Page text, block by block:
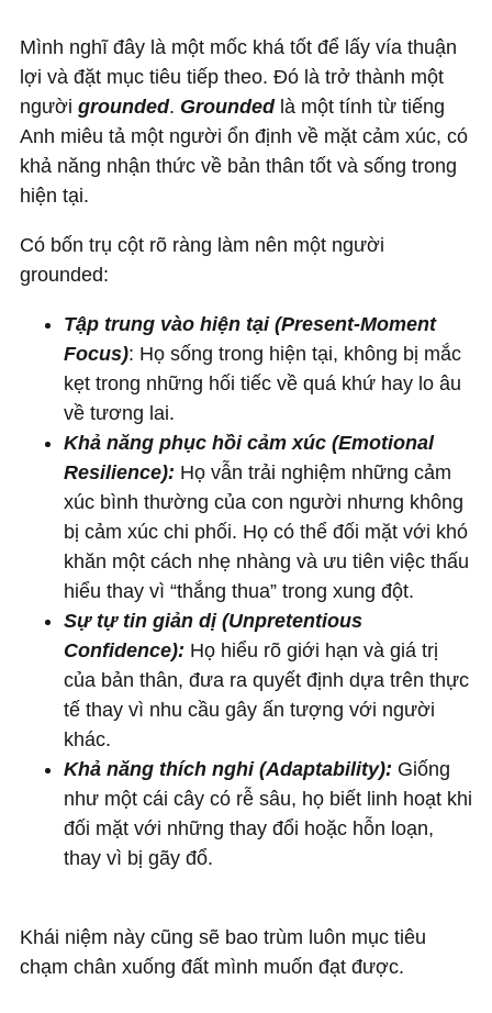
Mình nghĩ đây là một mốc khá tốt để lấy vía thuận
lợi và đặt mục tiêu tiếp theo. Đó là trở thành một
người grounded. Groundedlà một tính từ tiếng
Anh miêu tả một người ổn định về mặt cảm xúc, có
khả năng nhận thức về bản thân tốt và sống trong
hiện tại.
Có bốn trụ cột rõ ràng làm nên một người
grounded:
Tập trung vào hiện tại (Present-Moment
Focus): Họ sống trong hiện tại, không bị mắc
kẹt trong những hối tiếc về quá khứ hay lo âu
về tương lai.
Khả năng phục hồi cảm xúc (Emotional
Resilience): Họ vẫn trải nghiệm những cảm
xúc bình thường của con người nhưng không
bị cảm xúc chi phối. Họ có thể đối mặt với khó
khăn một cách nhẹ nhàng và ưu tiên việc thấu
hiểu thay vì “thắng thua” trong xung đột.
Sự tự tin giản dị (Unpretentious
Confidence): Họ hiểu rõ giới hạn và giá trị
của bản thân, đưa ra quyết định dựa trên thực
tế thay vì nhu cầu gây ấn tượng với người
khác.
Khả năng thích nghi (Adaptability): Giống
như một cái cây có rễ sâu, họ biết linh hoạt khi
đối mặt với những thay đổi hoặc hỗn loạn,
thay vì bị gãy đổ.
Khái niệm này cũng sẽ bao trùm luôn mục tiêu
chạm chân xuống đất mình muốn đạt được.